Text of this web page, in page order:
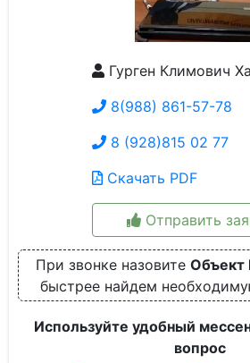
Гурген Климович
8(988) 861-57-78
8 (928)815 02 77
Скачать PDF
Отправить
При звонке назовите
быстрее найдем
Используйте удобный
вопрос